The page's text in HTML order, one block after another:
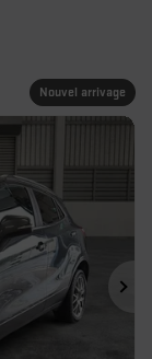
Nouvel arrivage